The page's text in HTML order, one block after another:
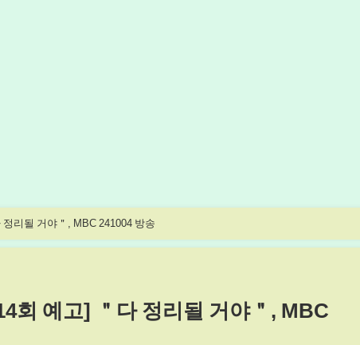
리될 거야＂, MBC 241004 방송
회 예고] ＂다 정리될 거야＂, MBC